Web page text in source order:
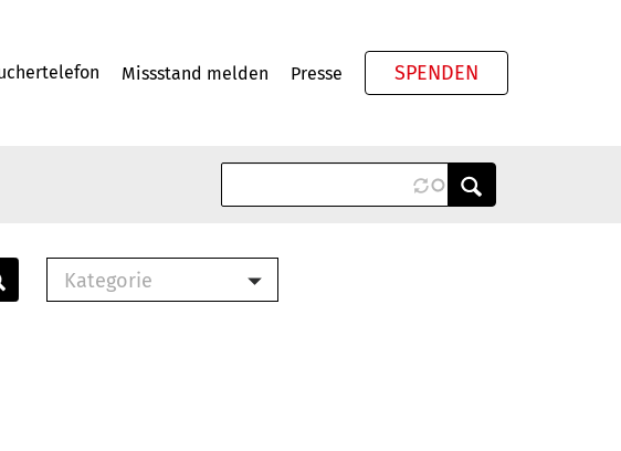
Missstand melden Presse SPENDEN
Kategorie